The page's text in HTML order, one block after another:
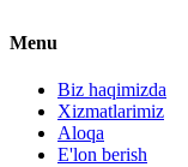
Menu
Biz haqimizda
Xizmatlarimiz
Aloqa
E'lon berish